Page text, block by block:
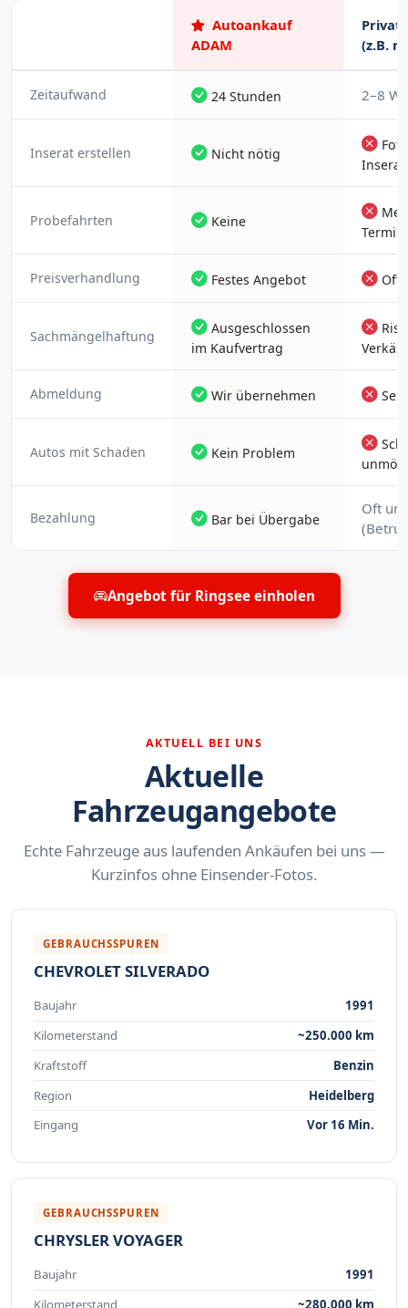
Autoankauf
ADAM
(z.B.
Zeitaufwand 24 Stunden 2–8
Inserat erstellen Nicht nötig
Probefahrten Keine
Preisverhandlung Festes Angebot Oft
Sachmängelhaftung
Ausgeschlossen
im Kaufvertrag
Abmeldung Wir übernehmen
Autos mit Schaden Kein Problem
Bezahlung Bar bei Übergabe
Oft
Angebot für Ringsee einholen
AKTUELL BEI UNS
Aktuelle
Fahrzeugangebote
Echte Fahrzeuge aus laufenden Ankäufen bei uns —
Kurzinfos ohne Einsender-Fotos.
GEBRAUCHSSPUREN
CHEVROLET SILVERADO
Baujahr
1991
Kilometerstand
~250.000 km
Kraftstoff
Benzin
Region
Heidelberg
Eingang
Vor 16 Min.
GEBRAUCHSSPUREN
CHRYSLER VOYAGER
Baujahr
1991
Kilometerstand
~280.000 km